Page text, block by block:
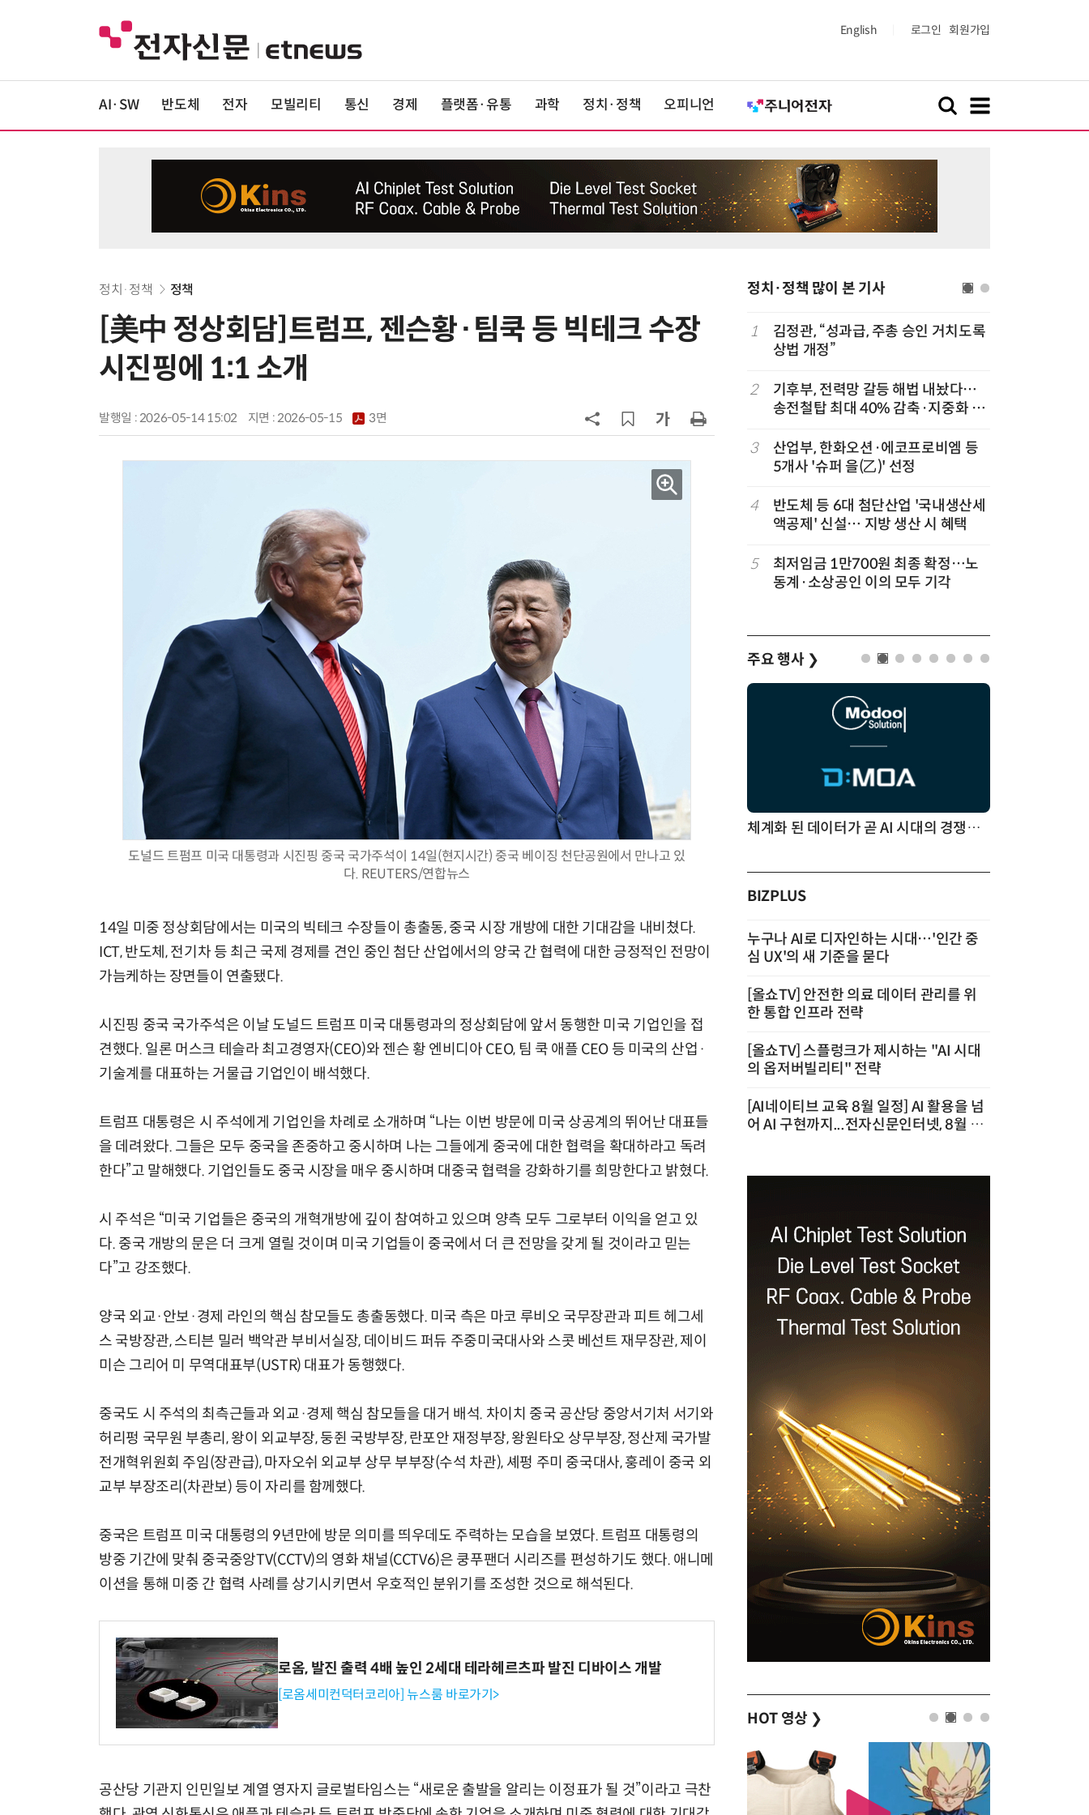
English 로그인 회원가입
AI·SW 반도체 전자 모빌리티 통신 경제 플랫폼·유통 과학 정치·정책 오피니언
정치·정책 정책
[美中 정상회담]트럼프, 젠슨황·팀쿡 등 빅테크 수장
시진핑에 1:1 소개
발행일 : 2026-05-14 15:02 지면 :2026-05-15 3면
도널드 트펌프 미국 대통령과 시진핑 중국 국가주석이 14일(현지시간) 중국 베이징 천단공원에서 만나고 있
다. REUTERS/연합뉴스
14일 미중 정상회담에서는 미국의 빅테크 수장들이 총출동, 중국 시장 개방에 대한 기대감을 내비쳤다.
ICT, 반도체, 전기차 등 최근 국제 경제를 견인 중인 첨단 산업에서의 양국 간 협력에 대한 긍정적인 전망이
가늠케하는 장면들이 연출됐다.
시진핑 중국 국가주석은 이날 도널드 트럼프 미국 대통령과의 정상회담에 앞서 동행한 미국 기업인을 접
견했다. 일론 머스크 테슬라 최고경영자(CEO)와 젠슨 황 엔비디아 CEO, 팀 쿡 애플 CEO 등 미국의 산업·
기술계를 대표하는 거물급 기업인이 배석했다.
트럼프 대통령은 시 주석에게 기업인을 차례로 소개하며 “나는 이번 방문에 미국 상공계의 뛰어난 대표들
을 데려왔다. 그들은 모두 중국을 존중하고 중시하며 나는 그들에게 중국에 대한 협력을 확대하라고 독려
한다”고 말해했다. 기업인들도 중국 시장을 매우 중시하며 대중국 협력을 강화하기를 희망한다고 밝혔다.
시 주석은 “미국 기업들은 중국의 개혁개방에 깊이 참여하고 있으며 양측 모두 그로부터 이익을 얻고 있
다. 중국 개방의 문은 더 크게 열릴 것이며 미국 기업들이 중국에서 더 큰 전망을 갖게 될 것이라고 믿는
다”고 강조했다.
양국 외교·안보·경제 라인의 핵심 참모들도 총출동했다. 미국 측은 마코 루비오 국무장관과 피트 헤그세
스 국방장관, 스티븐 밀러 백악관 부비서실장, 데이비드 퍼듀 주중미국대사와 스콧 베선트 재무장관, 제이
미슨 그리어 미 무역대표부(USTR) 대표가 동행했다.
중국도 시 주석의 최측근들과 외교·경제 핵심 참모들을 대거 배석. 차이치 중국 공산당 중앙서기처 서기와
허리펑 국무원 부총리, 왕이 외교부장, 둥쥔 국방부장, 란포안 재정부장, 왕원타오 상무부장, 정산제 국가발
전개혁위원회 주임(장관급), 마자오쉬 외교부 상무 부부장(수석 차관), 셰펑 주미 중국대사, 훙레이 중국 외
교부 부장조리(차관보) 등이 자리를 함께했다.
중국은 트럼프 미국 대통령의 9년만에 방문 의미를 띄우데도 주력하는 모습을 보였다. 트럼프 대통령의
방중 기간에 맞춰 중국중앙TV(CCTV)의 영화 채널(CCTV6)은 쿵푸팬더 시리즈를 편성하기도 했다. 애니메
이션을 통해 미중 간 협력 사례를 상기시키면서 우호적인 분위기를 조성한 것으로 해석된다.
로옴, 발진 출력 4배 높인 2세대 테라헤르츠파 발진 디바이스 개발
[로옴세미컨덕터코리아] 뉴스룸 바로가기>
공산당 기관지 인민일보 계열 영자지 글로벌타임스는 “새로운 출발을 알리는 이정표가 될 것”이라고 극찬
정치·정책 많이 본 기사
6
정점식 “김용범 이미 한국경제 빌
기 한번 해라”…선 넘은 친한계
수, 차세대 반도체 분야 전문서 세계
국힘, 李 대통령 '형소법 안 읽어봤
10 한병도 “장동혁, 李대통령 발언 왜
곡…악의적 정치공세”
1
김정관, “성과급, 주총 승인 거치도록
상법 개정”
2
기후부, 전력망 갈등 해법 내놨다…
송전철탑 최대 40% 감축·지중화 확
3
산업부, 한화오션·에코프로비엠 등
5개사 '슈퍼 을(乙)' 선정
4
반도체 등 6대 첨단산업 '국내생산세
액공제' 신설… 지방 생산 시 혜택
5
최저임금 1만700원 최종 확정…노
동계·소상공인 이의 모두 기각
주요 행사 ❯
AI Native Enterprise를 지원하는 AI Ready Data 플랫폼 활용 전략 체계화 된 데이터가 곧 AI 시대의 경쟁력이다
BIZPLUS
누구나 AI로 디자인하는 시대…'인간 중
심 UX'의 새 기준을 묻다
[올쇼TV] 안전한 의료 데이터 관리를 위
한 통합 인프라 전략
[올쇼TV] 스플렁크가 제시하는 "AI 시대
의 옵저버빌리티" 전략
[AI네이티브 교육 8월 일정] AI 활용을 넘
어 AI 구현까지...전자신문인터넷, 8월 실
HOT 영상 ❯